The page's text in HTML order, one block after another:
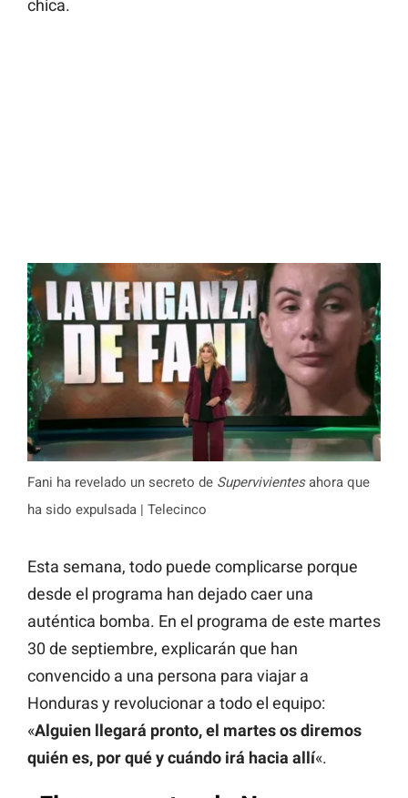
chica.
Fani ha revelado un secreto de Supervivientesahora que
ha sido expulsada | Telecinco
Esta semana, todo puede complicarse porque
desde el programa han dejado caer una
auténtica bomba. En el programa de este martes
30 de septiembre, explicarán que han
convencido a una persona para viajar a
Honduras y revolucionar a todo el equipo:
«Alguien llegará pronto, el martes os diremos
quién es, por qué y cuándo irá hacia allí«.